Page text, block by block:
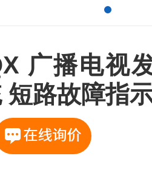
广播电视
短路故障指